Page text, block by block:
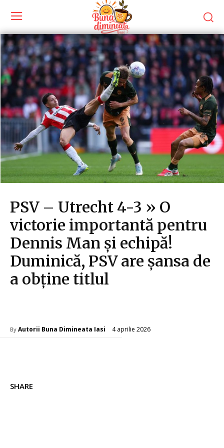
PSV – Utrecht 4-3 » O
victorie importantă pentru
Dennis Man și echipă!
Duminică, PSV are șansa de
a obține titlul
By Autorii Buna Dimineata Iasi 4 aprilie 2026
SHARE